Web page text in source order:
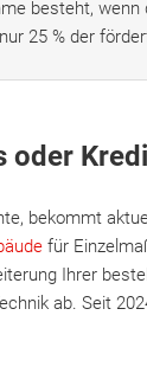
besteht,
25 % der
oder
bekommt
für
Ihrer
ab. Seit